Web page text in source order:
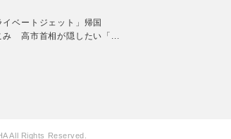
ベートジェット」帰国
み 高市首相が隠したい「...
All Rights Reserved.